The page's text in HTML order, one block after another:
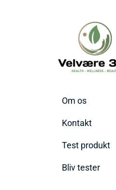
Om os
Kontakt
Test produkt
Bliv tester